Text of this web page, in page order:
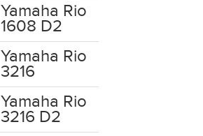
Yamaha Rio
1608 D2
Yamaha Rio
3216
Yamaha Rio
3216 D2